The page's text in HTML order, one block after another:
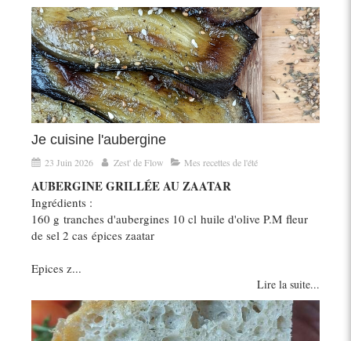
Je cuisine l'aubergine
23 Juin 2026 Zest' de Flow Mes recettes de l'été
AUBERGINE GRILLÉE AU ZAATAR
Ingrédients :
160 g tranches d'aubergines 10 cl huile d'olive P.M fleur
de sel 2 cas épices zaatar
Epices z...
Lire la suite...